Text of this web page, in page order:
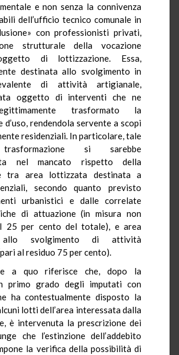
e non senza la connivenza
dell’ufficio tecnico comunale in
con professionisti privati,
strutturale della vocazione
di lottizzazione. Essa,
destinata allo svolgimento in
di attività artigianale,
oggetto di interventi che ne
trasformato la
d’uso, rendendola servente a scopi
residenziali. In particolare, tale
si sarebbe
nel mancato rispetto della
tra area lottizzata destinata a
secondo quanto previsto
urbanistici e dalle correlate
di attuazione (in misura non
25 per cento del totale), e area
allo svolgimento di attività
al residuo 75 per cento).
a quo riferisce che, dopo la
primo grado degli imputati con
ha contestualmente disposto la
lotti dell’area interessata dalla
è intervenuta la prescrizione dei
che l’estinzione dell’addebito
la verifica della possibilità di